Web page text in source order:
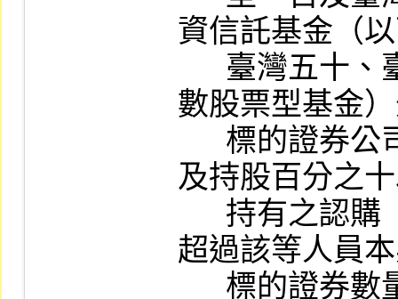
資信託基金（
數股票型基金
及持股百分之
超過該等人員